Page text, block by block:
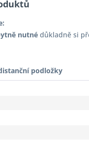
nutné důkladně si
podložky